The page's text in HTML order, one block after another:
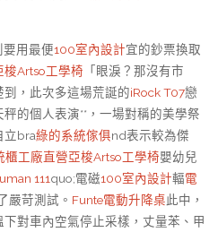
用最便100室內設計宜的鈔票換取
梭Artso工學椅 「眼淚？那沒有市
，此次多這場荒誕的iRock T07戀
的個人表演**，一場對稱的美學祭
立bra綠的系統傢俱nd表示較為傑
櫃工廠直營亞梭Artso工學椅嬰幼兒
111quo;電磁100室內設計輻電
嚴苛測試。 Funte電動升降桌此中，
對車內空氣停止采樣，丈量苯、甲